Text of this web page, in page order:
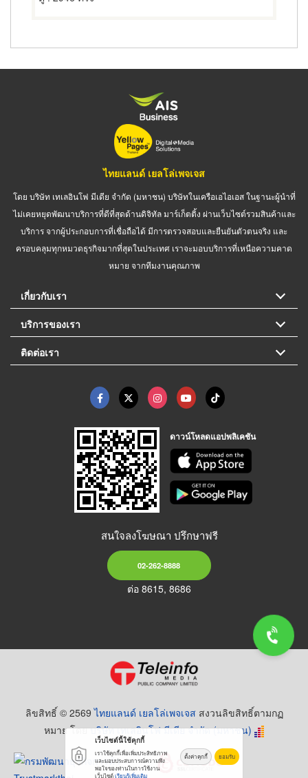
ไทยแลนด์ เยลโล่เพจเจส
โดย บริษัท เทเลอินโฟ มีเดีย จำกัด (มหาชน) บริษัทในเครือเอไอเอส ในฐานะผู้นำที่
ไม่เคยหยุดพัฒนาบริการที่ดีที่สุดด้านดิจิทัล มาร์เก็ตติ้ง ผ่านเว็บไซต์รวมสินค้าและ
บริการ จากผู้ประกอบการที่เชื่อถือได้ มีการตรวจสอบและยืนยันตัวตนจริง และ
ครอบคลุมทุกหมวดธุรกิจมากที่สุดในประเทศ เราจะมอบบริการที่เหนือความคาด
หมาย จากทีมงานคุณภาพ
เกี่ยวกับเรา
บริการของเรา
ติดต่อเรา
ดาวน์โหลดแอปพลิเคชัน
สนใจลงโฆษณา ปรึกษาฟรี
02-262-8888
ต่อ 8615, 8686
ลิขสิทธิ์ © 2569ไทยแลนด์ เยลโล่เพจเจส สงวนลิขสิทธิ์ตามกฏ
หมาย โดยบริษัท เทเลอินโฟ มีเดีย จำกัด (มหาชน)
เว็บไซต์นี้ใช้คุกกี้
เราใช้คุกกี้เพื่อเพิ่มประสิทธิภาพ
และมอบประสบการณ์ความพึง
พอใจของท่านในการใช้งาน
เว็บไซต์เรียนรู้เพิ่มเติม
ตั้งค่าคุกกี้ ยอมรับ